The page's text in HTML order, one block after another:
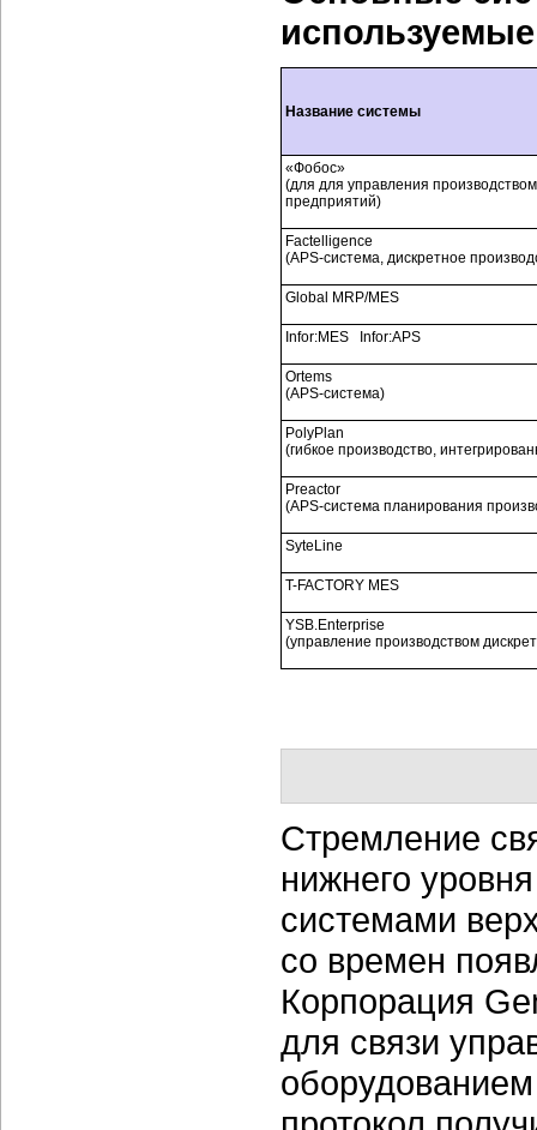
Название системы
«Фобос»
(для для управления
предприятий)
Factelligence
(APS-система, дискретное
Global MRP/MES
Infor:MES Infor:APS
Ortems
(APS-система)
PolyPlan
(гибкое производство,
Preactor
(APS-система планирования
SyteLine
T-FACTORY MES
YSB.Enterprise
(управление производством
Стремление
нижнего
системами
со времен
Корпорация
для связи